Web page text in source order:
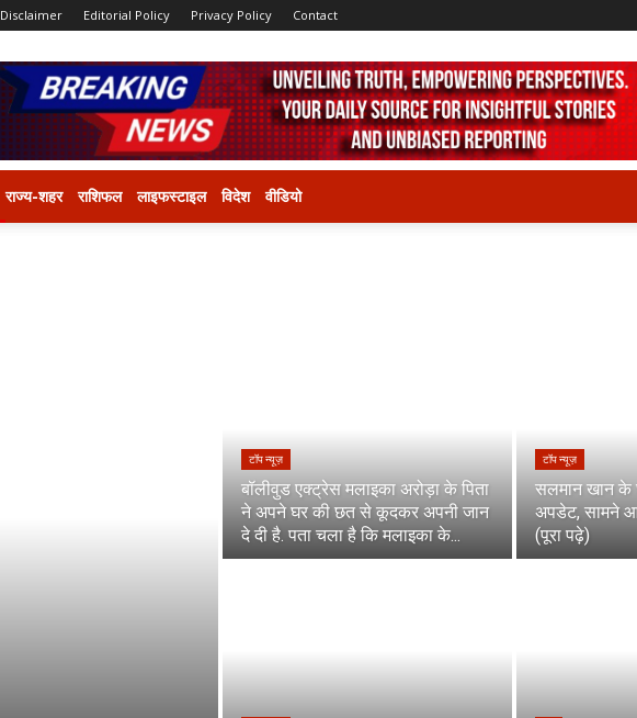
Disclaimer Editorial Policy Privacy Policy Contact
राज्य-शहर राशिफल लाइफस्टाइल विदेश वीडियो
टॉप न्यूज़
बॉलीवुड एक्ट्रेस मलाइका अरोड़ा के पिता
ने अपने घर की छत से कूदकर अपनी जान
दे दी है. पता चला है कि मलाइका के...
टॉप न्यूज़
सलमान खान के
अपडेट, सामने
(पूरा पढ़े)